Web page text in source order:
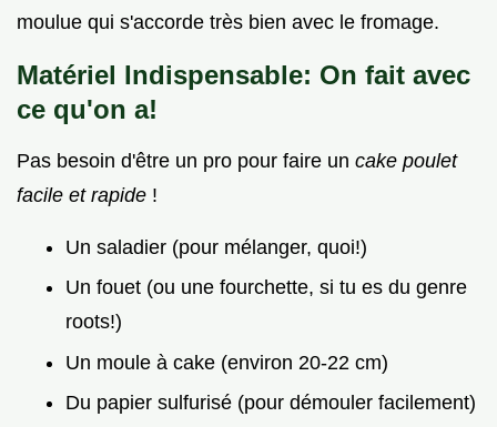
moulue qui s'accorde très bien avec le fromage.
Matériel Indispensable: On fait avec
ce qu'on a!
Pas besoin d'être un pro pour faire un cake poulet
facile et rapide !
Un saladier (pour mélanger, quoi!)
Un fouet (ou une fourchette, si tu es du genre
roots!)
Un moule à cake (environ 20-22 cm)
Du papier sulfurisé (pour démouler facilement)